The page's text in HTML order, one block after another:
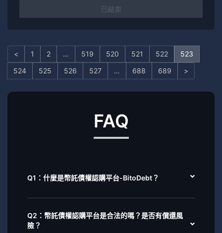
< 1 2 … 519 520 521 522
523
524
525 526 527 … 688 689 >
FAQ
Q1：什麼是幣託債權認購平台-BitoDebt？
Q2：幣託債權認購平台是合法的嗎？是否有償還風
險？